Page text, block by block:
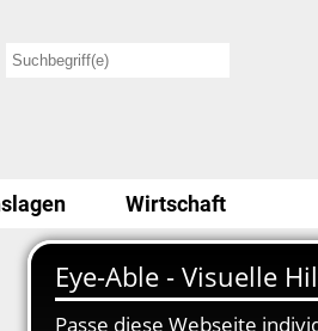
Wirtschaft
Stellenausschreibung